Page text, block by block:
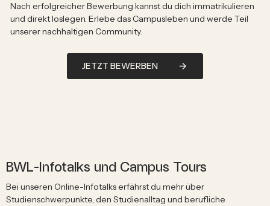
Nach erfolgreicher Bewerbung kannst du dich immatrikulieren
und direkt loslegen. Erlebe das Campusleben und werde Teil
unserer nachhaltigen Community.
JETZT BEWERBEN
BWL-Infotalks und Campus Tours
Bei unseren Online-Infotalks erfährst du mehr über
Studienschwerpunkte, den Studienalltag und berufliche